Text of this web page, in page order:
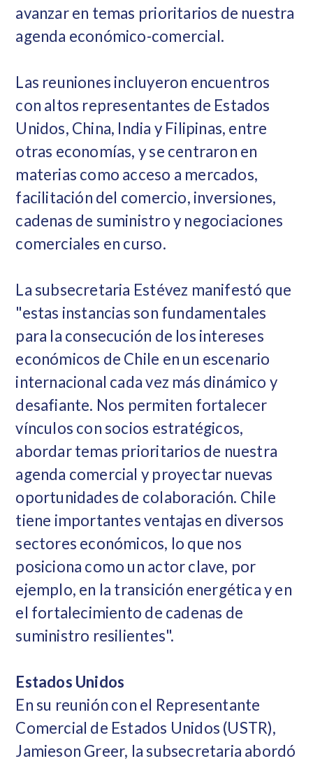
avanzar en temas prioritarios de nuestra
agenda económico-comercial.
Las reuniones incluyeron encuentros
con altos representantes de Estados
Unidos, China, India y Filipinas, entre
otras economías, y se centraron en
materias como acceso a mercados,
facilitación del comercio, inversiones,
cadenas de suministro y negociaciones
comerciales en curso.
La subsecretaria Estévez manifestó que
"estas instancias son fundamentales
para la consecución de los intereses
económicos de Chile en un escenario
internacional cada vez más dinámico y
desafiante. Nos permiten fortalecer
vínculos con socios estratégicos,
abordar temas prioritarios de nuestra
agenda comercial y proyectar nuevas
oportunidades de colaboración. Chile
tiene importantes ventajas en diversos
sectores económicos, lo que nos
posiciona como un actor clave, por
ejemplo, en la transición energética y en
el fortalecimiento de cadenas de
suministro resilientes".
Estados Unidos
En su reunión con el Representante
Comercial de Estados Unidos (USTR),
Jamieson Greer, la subsecretaria abordó